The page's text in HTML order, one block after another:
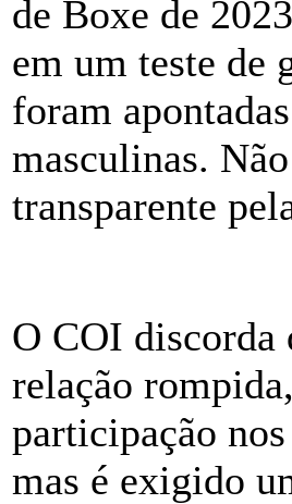
de Boxe de
em um teste de
foram
masculinas.
transparente
O COI discorda
relação
participação
mas é exigido